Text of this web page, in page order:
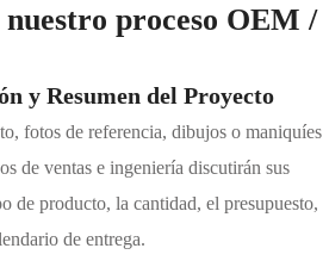
proceso OEM /
y Resumen del Proyecto
fotos de referencia, dibujos o maniquíes
de ventas e ingeniería discutirán sus
de producto, la cantidad, el presupuesto,
de entrega.